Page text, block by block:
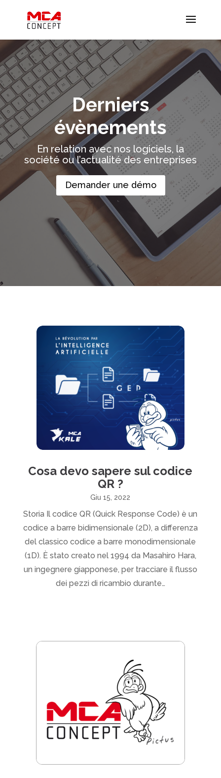
Derniers
évènements
En relation avec nos logiciels, la
société ou l’actualité des entreprises
Demander une démo
Cosa devo sapere sul codice
QR ?
Giu 15, 2022
Storia Il codice QR (Quick Response Code) è un
codice a barre bidimensionale (2D), a differenza
del classico codice a barre monodimensionale
(1D). È stato creato nel 1994 da Masahiro Hara,
un ingegnere giapponese, per tracciare il flusso
dei pezzi di ricambio durante…